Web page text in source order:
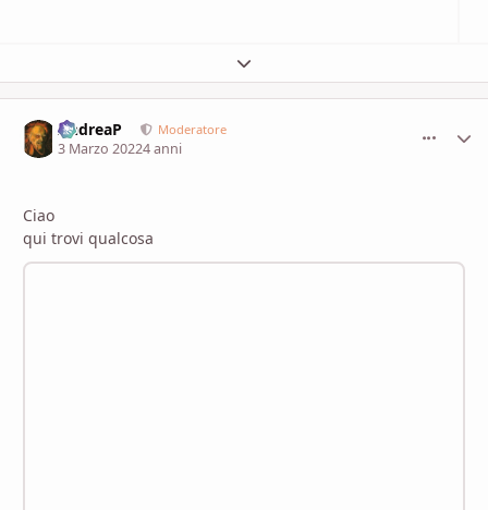
Espandi panoramica del topic
AndreaP Moderatore
3 Marzo 20224 anni
Ciao
qui trovi qualcosa